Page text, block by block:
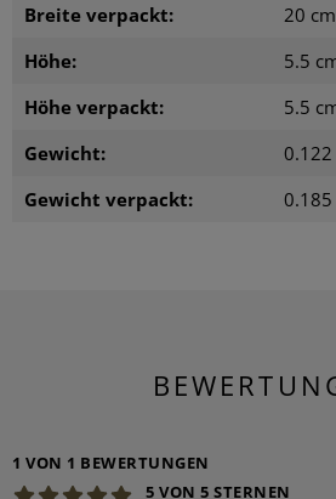
Breite verpackt:
20 cm
Höhe:
5.5
Höhe verpackt:
5.5
Gewicht:
0.122
Gewicht verpackt:
0.185
1 VON 1 BEWERTUNGEN
5 VON 5 STERNEN